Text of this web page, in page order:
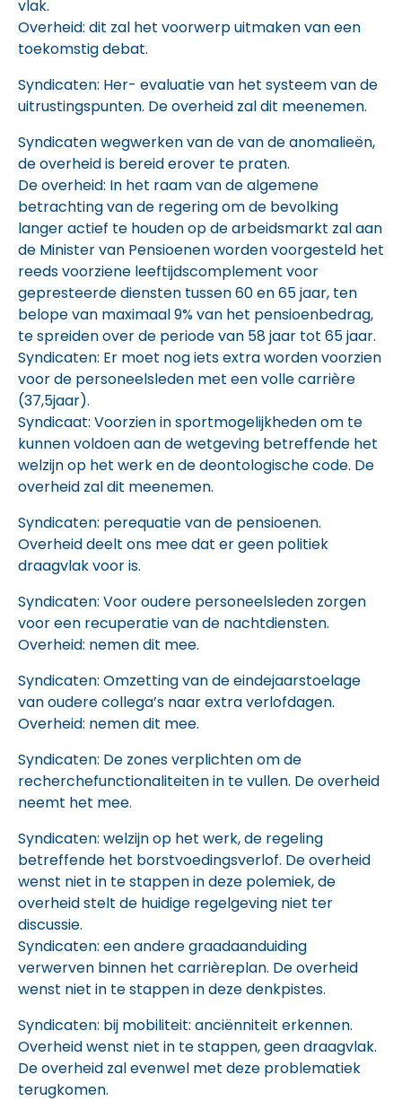
vlak.
Overheid: dit zal het voorwerp uitmaken van een
toekomstig debat.
Syndicaten: Her- evaluatie van het systeem van de
uitrustingspunten. De overheid zal dit meenemen.
Syndicaten wegwerken van de van de anomalieën,
de overheid is bereid erover te praten.
De overheid: In het raam van de algemene
betrachting van de regering om de bevolking
langer actief te houden op de arbeidsmarkt zal aan
de Minister van Pensioenen worden voorgesteld het
reeds voorziene leeftijdscomplement voor
gepresteerde diensten tussen 60 en 65 jaar, ten
belope van maximaal 9% van het pensioenbedrag,
te spreiden over de periode van 58 jaar tot 65 jaar.
Syndicaten: Er moet nog iets extra worden voorzien
voor de personeelsleden met een volle carrière
(37,5jaar).
Syndicaat: Voorzien in sportmogelijkheden om te
kunnen voldoen aan de wetgeving betreffende het
welzijn op het werk en de deontologische code. De
overheid zal dit meenemen.
Syndicaten: perequatie van de pensioenen.
Overheid deelt ons mee dat er geen politiek
draagvlak voor is.
Syndicaten: Voor oudere personeelsleden zorgen
voor een recuperatie van de nachtdiensten.
Overheid: nemen dit mee.
Syndicaten: Omzetting van de eindejaarstoelage
van oudere collega’s naar extra verlofdagen.
Overheid: nemen dit mee.
Syndicaten: De zones verplichten om de
recherchefunctionaliteiten in te vullen. De overheid
neemt het mee.
Syndicaten: welzijn op het werk, de regeling
betreffende het borstvoedingsverlof. De overheid
wenst niet in te stappen in deze polemiek, de
overheid stelt de huidige regelgeving niet ter
discussie.
Syndicaten: een andere graadaanduiding
verwerven binnen het carrièreplan. De overheid
wenst niet in te stappen in deze denkpistes.
Syndicaten: bij mobiliteit: anciënniteit erkennen.
Overheid wenst niet in te stappen, geen draagvlak.
De overheid zal evenwel met deze problematiek
terugkomen.